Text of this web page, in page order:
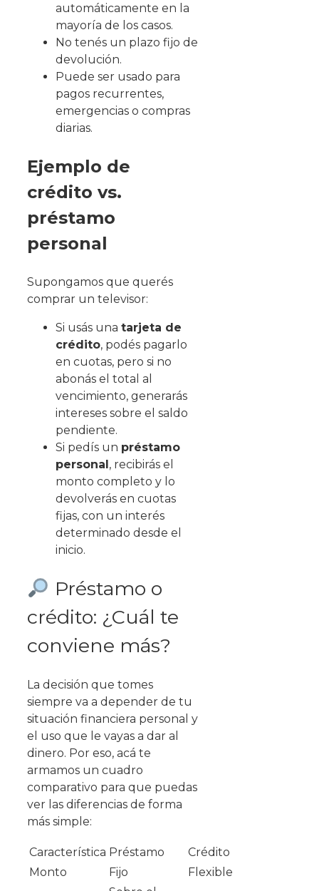
automáticamente en la
mayoría de los casos.
No tenés un plazo fijo de
devolución.
Puede ser usado para
pagos recurrentes,
emergencias o compras
diarias.
Ejemplo de
crédito vs.
préstamo
personal
Supongamos que querés
comprar un televisor:
Si usás una tarjeta de
crédito, podés pagarlo
en cuotas, pero si no
abonás el total al
vencimiento, generarás
intereses sobre el saldo
pendiente.
Si pedís un préstamo
personal, recibirás el
monto completo y lo
devolverás en cuotas
fijas, con un interés
determinado desde el
inicio.
Préstamo o
crédito: ¿Cuál te
conviene más?
La decisión que tomes
siempre va a depender de tu
situación financiera personal y
el uso que le vayas a dar al
dinero. Por eso, acá te
armamos un cuadro
comparativo para que puedas
ver las diferencias de forma
más simple:
Característica Préstamo
Crédito
Monto
Fijo
Flexible